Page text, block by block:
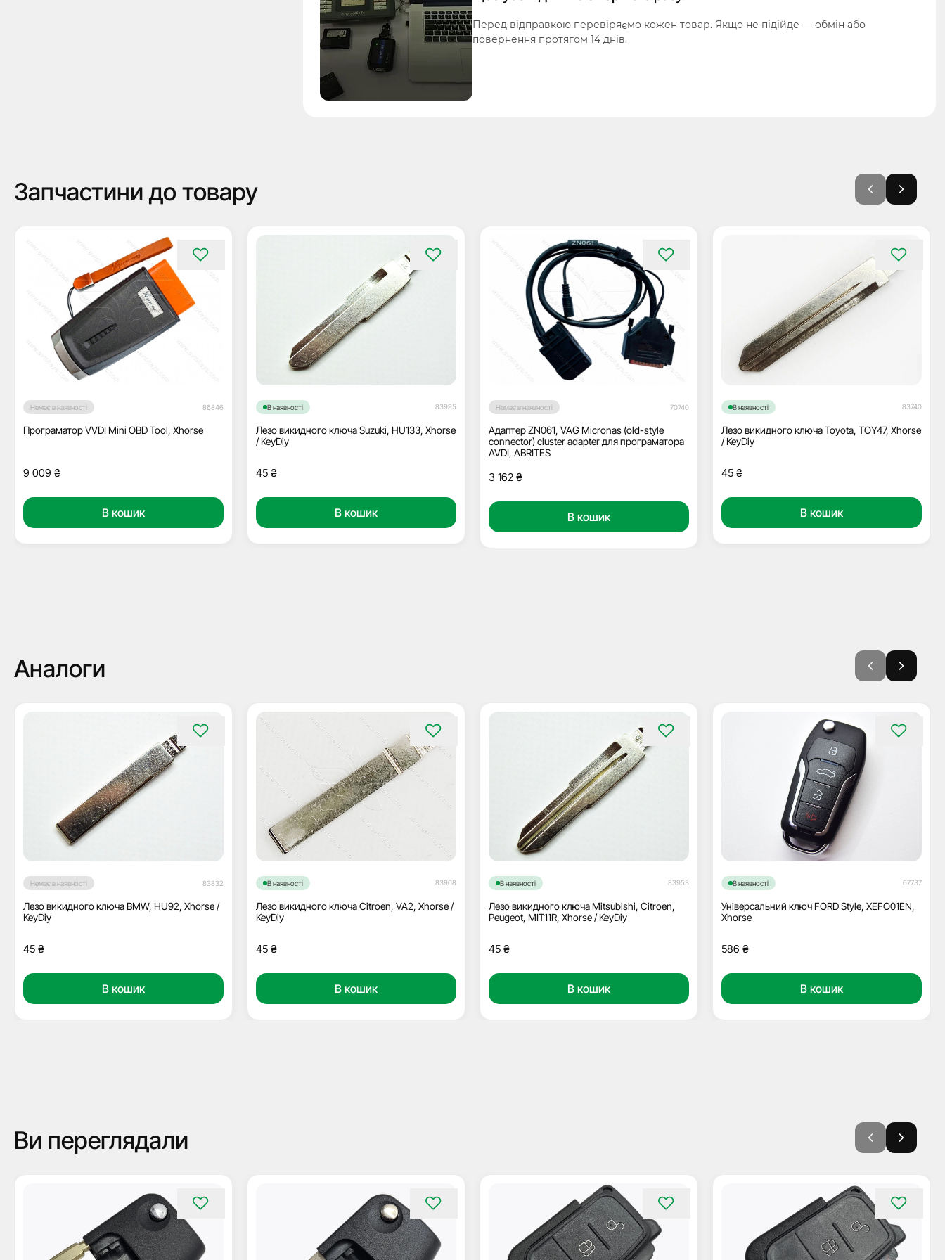
Перед відправкою перевіряємо кожен товар. Якщо не підійде — обмін або
повернення протягом 14 днів.
Запчастини до товару
Немає в наявності 86846
Програматор VVDI Mini OBD Tool, Xhorse
9 009 ₴
В кошик
В наявності 83995
Лезо викидного ключа Suzuki, HU133, Xhorse
/ KeyDiy
45 ₴
В кошик
Немає в наявності 70740
Адаптер ZN061, VAG Micronas (old-style
connector) cluster adapter для програматора
AVDI, ABRITES
3 162 ₴
В кошик
В наявності 83740
Лезо викидного ключа Toyota, TOY47, Xhorse
/ KeyDiy
45 ₴
В кошик
Аналоги
Немає в наявності 83832
Лезо викидного ключа BMW, HU92, Xhorse /
KeyDiy
45 ₴
В кошик
В наявності 83908
Лезо викидного ключа Citroen, VA2, Xhorse /
KeyDiy
45 ₴
В кошик
В наявності 83953
Лезо викидного ключа Mitsubishi, Citroen,
Peugeot, MIT11R, Xhorse / KeyDiy
45 ₴
В кошик
В наявності 67737
Універсальний ключ FORD Style, XEFO01EN,
Xhorse
586 ₴
В кошик
Ви переглядали